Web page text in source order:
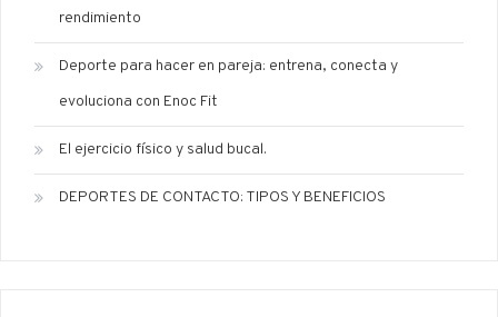
rendimiento
Deporte para hacer en pareja: entrena, conecta y
evoluciona con Enoc Fit
El ejercicio físico y salud bucal.
DEPORTES DE CONTACTO: TIPOS Y BENEFICIOS